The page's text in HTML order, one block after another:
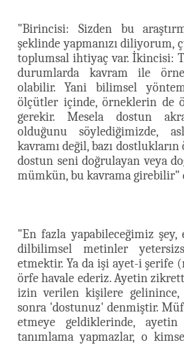
"Birincisi: Sizden bu
şeklinde yapmanızı
toplumsal ihtiyaç var. İkincisi:
durumlarda kavram ile
olabilir. Yani bilimsel
ölçütler içinde, örneklerin de
gerekir. Mesela dostun
olduğunu söylediğimizde,
kavramı değil, bazı
dostun seni doğrulayan veya
mümkün, bu kavrama girebilir"
"En fazla yapabileceğimiz şey,
dilbilimsel metinler
etmektir. Ya da işi ayet-i şerife
örfe havale ederiz. Ayetin
izin verilen kişilere gelinince,
sonra 'dostunuz' denmiştir.
etmeye geldiklerinde, ayetin
tanımlama yapmazlar, o